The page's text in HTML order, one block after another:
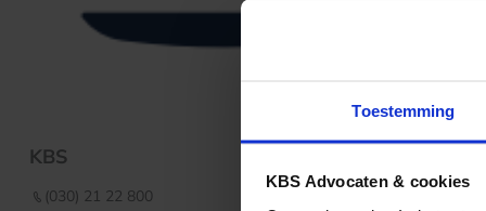
Toestemming
KBS Advocaten & cookies
KBS
(030) 21 22 800